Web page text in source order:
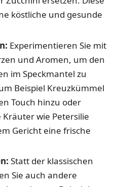
köstliche und gesunde
Experimentieren Sie mit
und Aromen, um den
im Speckmantel zu
Beispiel Kreuzkümmel
Touch hinzu oder
wie Petersilie
Gericht eine frische
Statt der klassischen
Sie auch andere